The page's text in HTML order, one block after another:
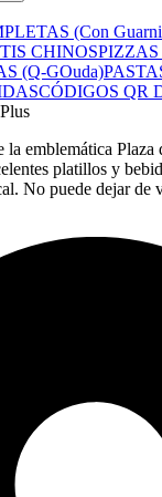
(Con
CHINOSPIZZAS
(Q-GOuda)
CÓDIGOS QR
la emblemática Plaza
platillos y
No puede dejar de